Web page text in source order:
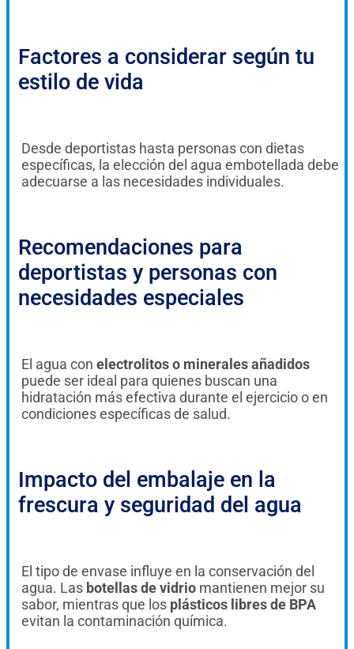
Factores a considerar según tu
estilo de vida
Desde deportistas hasta personas con dietas
específicas, la elección del agua embotellada debe
adecuarse a las necesidades individuales.
Recomendaciones para
deportistas y personas con
necesidades especiales
El agua con electrolitos o minerales añadidos
puede ser ideal para quienes buscan una
hidratación más efectiva durante el ejercicio o en
condiciones específicas de salud.
Impacto del embalaje en la
frescura y seguridad del agua
El tipo de envase influye en la conservación del
agua. Las botellas de vidrio mantienen mejor su
sabor, mientras que los plásticos libres de BPA
evitan la contaminación química.